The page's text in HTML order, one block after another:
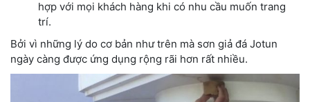
hợp với mọi khách hàng khi có nhu cầu muốn trang
trí.
Bởi vì những lý do cơ bản như trên mà sơn giả đá Jotun
ngày càng được ứng dụng rộng rãi hơn rất nhiều.